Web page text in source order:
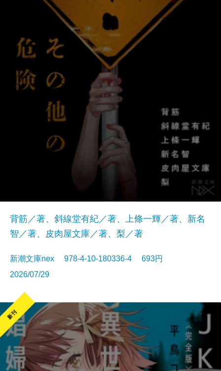
背筋／著、斜線堂有紀／著、上條一輝／著、新名
智／著、皮肉屋文庫／著、梨／著
新潮文庫nex 978-4-10-180336-4 693円
2026/07/29
新刊